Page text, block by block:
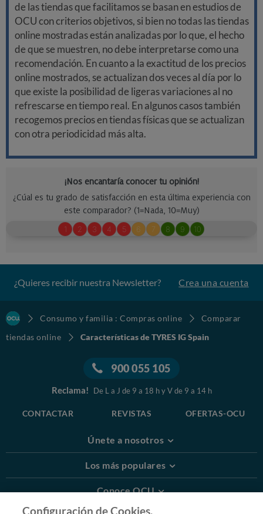
de las tiendas que facilitamos se basan en estudios de
OCU con criterios objetivos, si bien no todas las tiendas
online mostradas están analizadas por lo que, el hecho
de que se muestren, no debe interpretarse como una
recomendación. En cuanto a la exactitud de los precios
online mostrados, se actualizan dos veces al día por lo
que existe la posibilidad de ligeras variaciones al no
refrescarse en tiempo real. En algunos casos también
recogemos precios en tiendas físicas que se actualizan
con otra periodicidad más alta.
¿Quieres recibir nuestra Newsletter? Crea una cuenta
Consumo y familia : Compras online
Comparar
tiendas online
Características de TYRES IG Spain
900 055 105
Reclama! De L a J de 9 a 18 h y V de 9 a 14 h
CONTACTAR REVISTAS OFERTAS-OCU
Únete a nosotros
Los más populares
Conoce OCU
Configuración de Cookies.